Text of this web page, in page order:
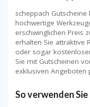
scheppach
hochwertige
erschwinglichen Preis
erhalten Sie attraktive
oder sogar
Sie mit Gutscheinen
exklusiven Angeboten
So verwenden